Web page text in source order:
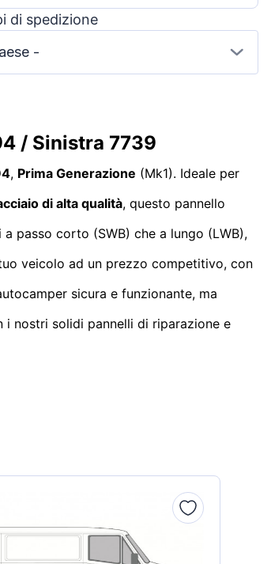
di spedizione
-
/ Sinistra 7739
, Prima Generazione (Mk1). Ideale per
di alta qualità, questo pannello
passo corto (SWB) che a lungo (LWB),
veicolo ad un prezzo competitivo, con
sicura e funzionante, ma
nostri solidi pannelli di riparazione e